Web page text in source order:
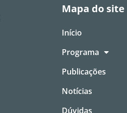
Mapa do site
Início
Programa
Publicações
Notícias
Dúvidas